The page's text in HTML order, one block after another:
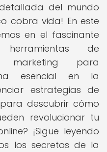
del mundo
cobra vida! En este
en el fascinante
de
marketing para
esencial en la
estrategias de
descubrir cómo
revolucionar tu
¡Sigue leyendo
los secretos de la